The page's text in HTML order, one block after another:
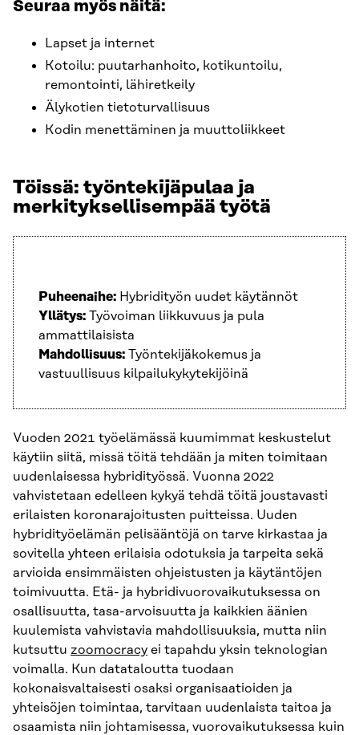
Seuraa myös näitä:
Lapset ja internet
Kotoilu: puutarhanhoito, kotikuntoilu,
remontointi, lähiretkeily
Älykotien tietoturvallisuus
Kodin menettäminen ja muuttoliikkeet
Töissä: työntekijäpulaa ja
merkityksellisempää työtä
Puheenaihe: Hybridityön uudet käytännöt
Yllätys: Työvoiman liikkuvuus ja pula
ammattilaisista
Mahdollisuus: Työntekijäkokemus ja
vastuullisuus kilpailukykytekijöinä
Vuoden 2021 työelämässä kuumimmat keskustelut
käytiin siitä, missä töitä tehdään ja miten toimitaan
uudenlaisessa hybridityössä. Vuonna 2022
vahvistetaan edelleen kykyä tehdä töitä joustavasti
erilaisten koronarajoitusten puitteissa. Uuden
hybridityöelämän pelisääntöjä on tarve kirkastaa ja
sovitella yhteen erilaisia odotuksia ja tarpeita sekä
arvioida ensimmäisten ohjeistusten ja käytäntöjen
toimivuutta. Etä- ja hybridivuorovaikutuksessa on
osallisuutta, tasa-arvoisuutta ja kaikkien äänien
kuulemista vahvistavia mahdollisuuksia, mutta niin
kutsuttu zoomocracy ei tapahdu yksin teknologian
voimalla. Kun datataloutta tuodaan
kokonaisvaltaisesti osaksi organisaatioiden ja
yhteisöjen toimintaa, tarvitaan uudenlaista taitoa ja
osaamista niin johtamisessa, vuorovaikutuksessa kuin